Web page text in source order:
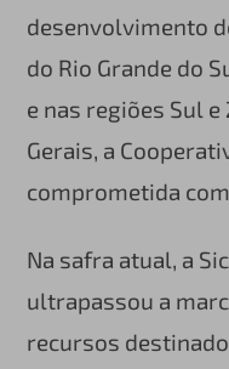
desenvolvimento
do Rio Grande do
e nas regiões Sul
Gerais, a
comprometida
Na safra atual, a
ultrapassou a
recursos